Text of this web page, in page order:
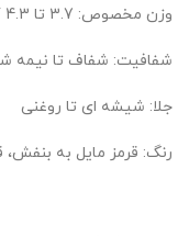
وزن مخصوص: 3.7 تا 4.3 گرم بر سانتی‌متر مکعب
شفافیت: شفاف تا نیمه
جلا: شیشه ای تا روغنی
رنگ: قرمز مایل به بنفش،